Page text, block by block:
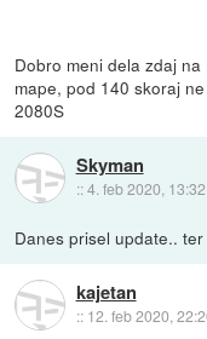
Dobro meni dela zdaj
mape, pod 140 skoraj
2080S
Skyman
::4. feb 2020, 13:32
Danes prisel update..
kajetan
:: 12. feb 2020,